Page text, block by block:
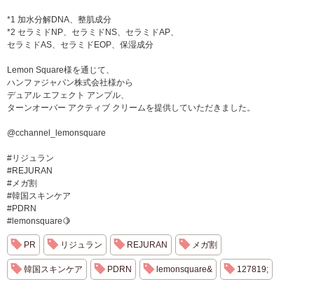
*1 加水分解DNA、整肌成分
*2 セラミドNP、セラミドNS、セラミドAP、
セラミドAS、セラミドEOP、保湿成分
Lemon Square様を通じて、
ハンファジャパン株式会社様から
デュアル エフェクト アンプル、
ターンオーバー アクティブ クリームを提供していただきました。
@cchannel_lemonsquare
#リジュラン
#REJURAN
#メガ割
#韓国スキンケア
#PDRN
#lemonsquare🍋
PR リジュラン REJURAN メガ割
韓国スキンケア PDRN lemonsquare& 127819;